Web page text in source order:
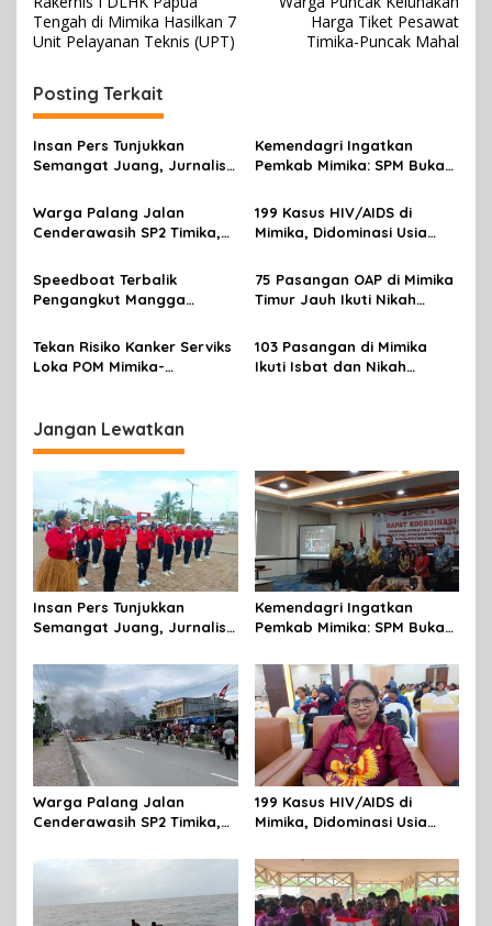
a
v
i
g
a
s
i
p
s
Tengah di Mimika Hasilkan 7
Unit Pelayanan Teknis (UPT)
Harga Tiket Pesawat
Timika-Puncak Mahal
Posting Terkait
Insan Pers Tunjukkan
Semangat Juang, Jurnalis
Meriahkan Lomba Gerak
Jalan Kreasi HUT ke-81 RI
Kemendagri Ingatkan
Pemkab Mimika: SPM Bukan
Wujud Nyata Pelayanan
Rakyat
Warga Palang Jalan
Cenderawasih SP2 Timika,
Pemicunya
199 Kasus HIV/AIDS di
Mimika, Didominasi Usia
Speedboat Terbalik
Pengangkut Mangga
75 Pasangan OAP di Mimika
Timur Jauh Ikuti Nikah
Tekan Risiko Kanker Serviks
Loka POM Mimika-
103 Pasangan di Mimika
Ikuti Isbat dan Nikah
Jangan Lewatkan
Insan Pers Tunjukkan
Semangat Juang, Jurnalis
Meriahkan Lomba Gerak
Jalan Kreasi HUT ke-81 RI
Kemendagri Ingatkan
Pemkab Mimika: SPM Bukan
Wujud Nyata Pelayanan
Rakyat
Warga Palang Jalan
Cenderawasih SP2 Timika,
Pemicunya
199 Kasus HIV/AIDS di
Mimika, Didominasi Usia